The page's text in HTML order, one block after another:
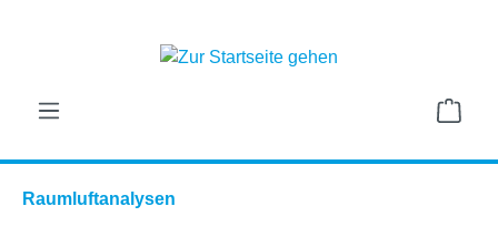
Raumluftanalysen